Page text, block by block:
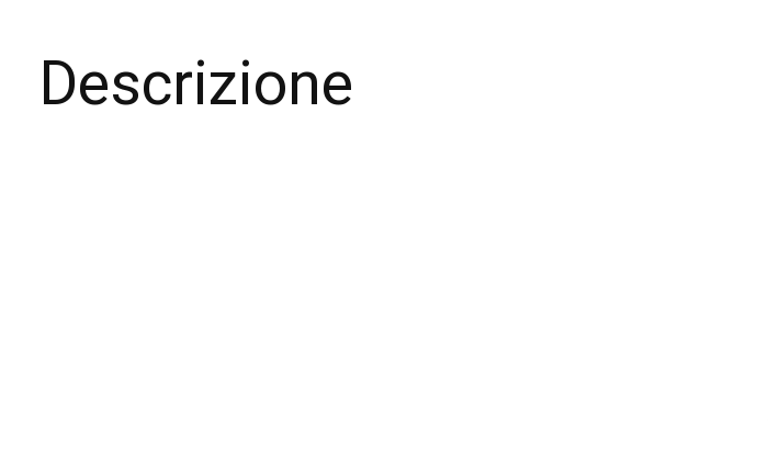
Descrizione